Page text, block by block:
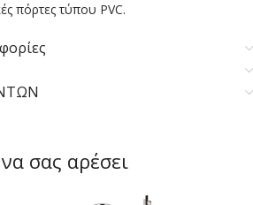
πόρτες τύπου PVC.
σας αρέσει